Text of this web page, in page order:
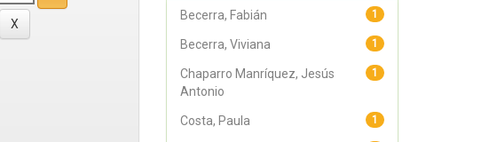
1
Becerra, Fabián
1
Becerra, Viviana
1
Chaparro Manríquez, Jesús
Antonio
1
Costa, Paula